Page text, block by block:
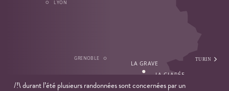
/!\ durant l’été plusieurs randonnées sont concernées par un